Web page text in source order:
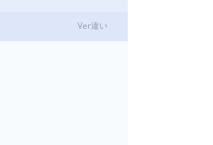
Ver違い